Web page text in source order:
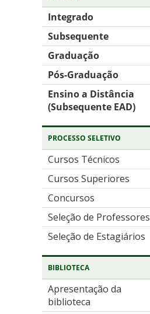
Integrado
Subsequente
Graduação
Pós-Graduação
Ensino a Distância
(Subsequente EAD)
PROCESSO SELETIVO
Cursos Técnicos
Cursos Superiores
Concursos
Seleção de Professores
Seleção de Estagiários
BIBLIOTECA
Apresentação da
biblioteca